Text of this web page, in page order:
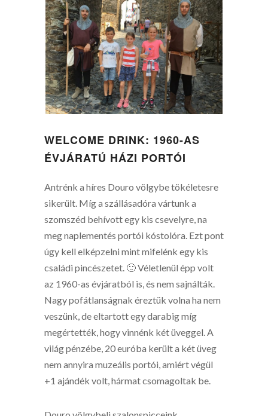
WELCOME DRINK: 1960-AS
ÉVJÁRATÚ HÁZI PORTÓI
Antrénk a híres Douro völgybe tökéletesre
sikerült. Míg a szállásadóra vártunk a
szomszéd behívott egy kis csevelyre, na
meg naplementés portói kóstolóra. Ezt pont
úgy kell elképzelni mint mifelénk egy kis
családi pincészetet. 🙂 Véletlenül épp volt
az 1960-as évjáratból is, és nem sajnálták.
Nagy pofátlanságnak éreztük volna ha nem
veszünk, de eltartott egy darabig míg
megértették, hogy vinnénk két üveggel. A
világ pénzébe, 20 euróba került a két üveg
nem annyira muzeális portói, amiért végül
+1 ajándék volt, hármat csomagoltak be.